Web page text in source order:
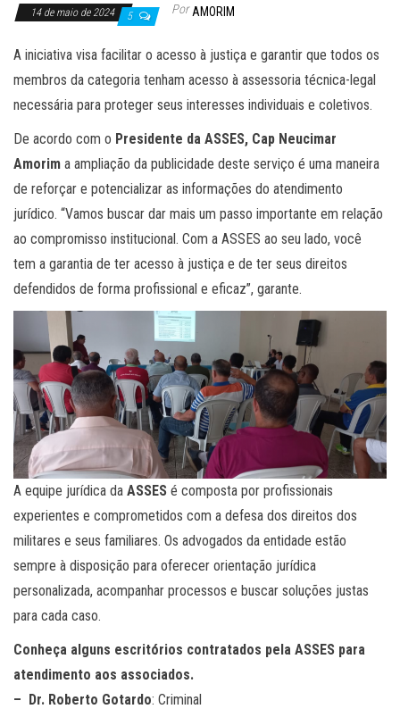
14 de maio de 2024 5 Por AMORIM
A iniciativa visa facilitar o acesso à justiça e garantir que todos os
membros da categoria tenham acesso à assessoria técnica-legal
necessária para proteger seus interesses individuais e coletivos.
De acordo com o Presidente da ASSES, Cap Neucimar
Amorim a ampliação da publicidade deste serviço é uma maneira
de reforçar e potencializar as informações do atendimento
jurídico. “Vamos buscar dar mais um passo importante em relação
ao compromisso institucional. Com a ASSES ao seu lado, você
tem a garantia de ter acesso à justiça e de ter seus direitos
defendidos de forma profissional e eficaz”, garante.
A equipe jurídica da ASSES é composta por profissionais
experientes e comprometidos com a defesa dos direitos dos
militares e seus familiares. Os advogados da entidade estão
sempre à disposição para oferecer orientação jurídica
personalizada, acompanhar processos e buscar soluções justas
para cada caso.
Conheça alguns escritórios contratados pela ASSES para
atendimento aos associados.
– Dr. Roberto Gotardo: Criminal